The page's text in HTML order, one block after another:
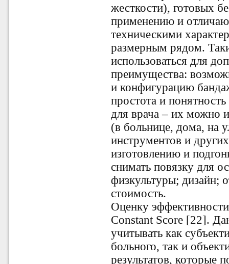
жесткости), готовых
применению и
техническими
размерным рядом.
использоваться для
преимущества:
и конфигурацию
простота и
для врача – их можно
(в больнице, дома, на
инструментов и
изготовлению и
снимать повязку для
физкультуры; дизайн;
стоимость.
Оценку
Constant Score [22].
учитывать как
больного, так и
результатов, которые